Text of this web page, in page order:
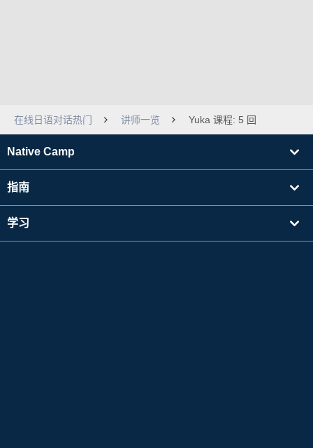
在线日语对话热门 讲师一览 Yuka 课程: 5 回
Native Camp
指南
学习